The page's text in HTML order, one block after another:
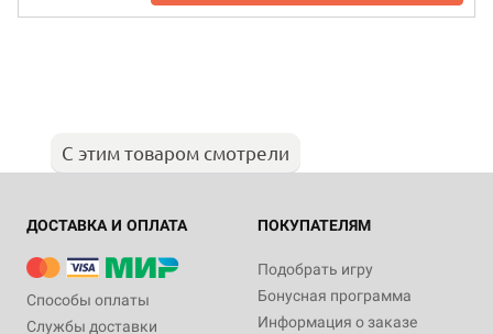
С этим товаром смотрели
ДОСТАВКА И ОПЛАТА
Способы оплаты
Службы доставки
ПОКУПАТЕЛЯМ
Подобрать игру
Бонусная программа
Информация о заказе